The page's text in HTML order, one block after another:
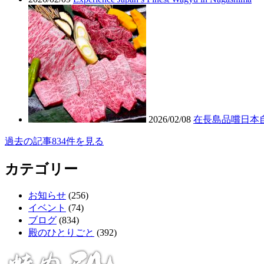
2026/02/08 在長島品嚐日本
過去の記事834件を見る
カテゴリー
お知らせ (256)
イベント (74)
ブログ (834)
殿のひとりごと (392)